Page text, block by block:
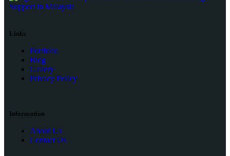
Links
Portfolio
Blog
Gallery
Privacy Policy
Information
About Us
Contact Us